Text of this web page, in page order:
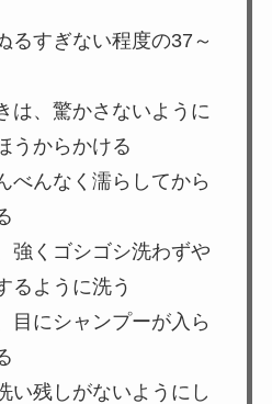
るすぎない程度の37～
は、驚かさないように
うからかける
べんなく濡らしてから
強くゴシゴシ洗わずや
るように洗う
目にシャンプーが入ら
い残しがないようにし